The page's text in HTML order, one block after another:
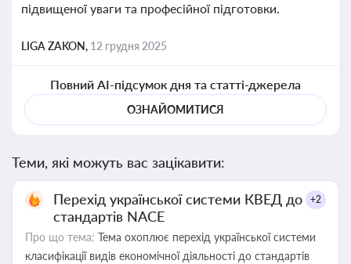
підвищеної уваги та професійної підготовки.
LIGA ZAKON, 12 грудня 2025
Повний AI-підсумок дня та статті-джерела
ОЗНАЙОМИТИСЯ
Теми, які можуть вас зацікавити:
Перехід української системи КВЕД до
стандартів NACE
+2
Про що тема: Тема охоплює перехід української системи
класифікації видів економічної діяльності до стандартів